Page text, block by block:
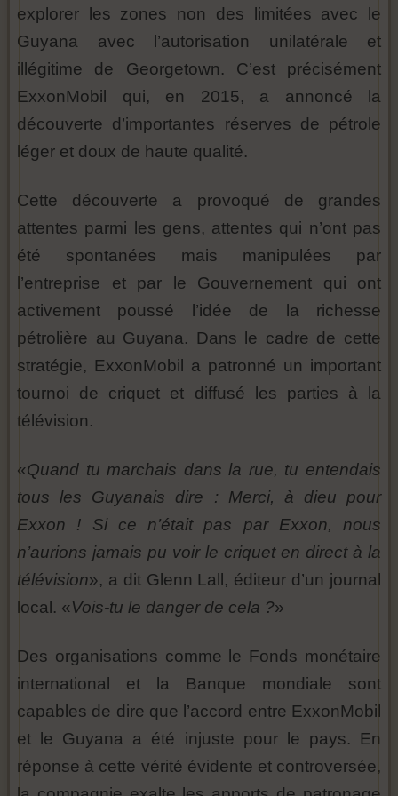
explorer les zones non des limitées avec le
Guyana avec l’autorisation unilatérale et
illégitime de Georgetown. C’est précisément
ExxonMobil qui, en 2015, a annoncé la
découverte d’importantes réserves de pétrole
léger et doux de haute qualité.
Cette découverte a provoqué de grandes
attentes parmi les gens, attentes qui n’ont pas
été spontanées mais manipulées par
l’entreprise et par le Gouvernement qui ont
activement poussé l’idée de la richesse
pétrolière au Guyana. Dans le cadre de cette
stratégie, ExxonMobil a patronné un important
tournoi de criquet et diffusé les parties à la
télévision.
«Quand tu marchais dans la rue, tu entendais
tous les Guyanais dire : Merci, à dieu pour
Exxon ! Si ce n’était pas par Exxon, nous
n’aurions jamais pu voir le criquet en direct à la
télévision», a dit Glenn Lall, éditeur d’un journal
local. «Vois-tu le danger de cela ?»
Des organisations comme le Fonds monétaire
international et la Banque mondiale sont
capables de dire que l’accord entre ExxonMobil
et le Guyana a été injuste pour le pays. En
réponse à cette vérité évidente et controversée,